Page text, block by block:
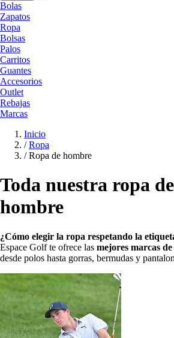
Bolas
Zapatos
Ropa
Bolsas
Palos
Carritos
Guantes
Accesorios
Outlet
Rebajas
Marcas
Inicio
/ Ropa
/ Ropa de hombre
Toda nuestra ropa
hombre
¿Cómo elegir la ropa respetando la
Espace Golf te ofrece las mejores marcas
desde polos hasta gorras, bermudas y